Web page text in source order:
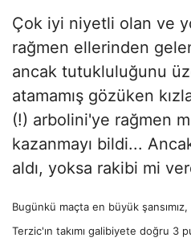
Çok iyi niyetli olan ve
rağmen ellerinden
ancak tutukluluğunu
atamamış gözüken
(!) arbolini'ye rağmen
kazanmayı bildi... Ancak
aldı, yoksa rakibi mi
Bugünkü maçta en büyük
Terzic'ın takımı galibiyete doğru 3